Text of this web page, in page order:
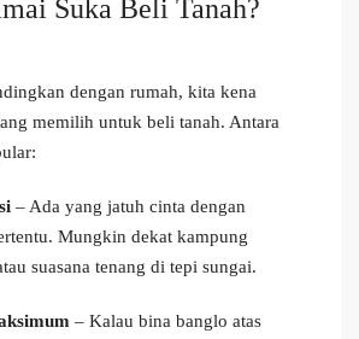
Suka Beli Tanah?
dengan rumah, kita kena
memilih untuk beli tanah. Antara
– Ada yang jatuh cinta dengan
Mungkin dekat kampung
suasana tenang di tepi sungai.
– Kalau bina banglo atas